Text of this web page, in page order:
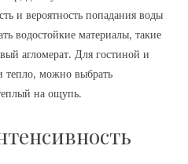
и вероятность попадания воды
водостойкие материалы, такие
агломерат. Для гостиной и
тепло, можно выбрать
на ощупь.